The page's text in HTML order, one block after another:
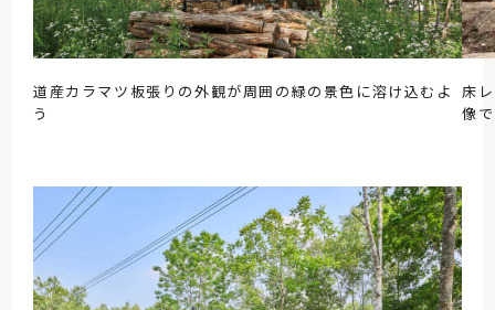
道産カラマツ板張りの外観が周囲の緑の景色に溶け込むよ
う
床
像